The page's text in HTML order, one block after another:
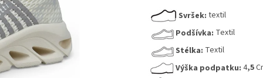
Svršek: textil
Podšívka: Textil
Stélka: Textil
Výška podpatku: 4,5